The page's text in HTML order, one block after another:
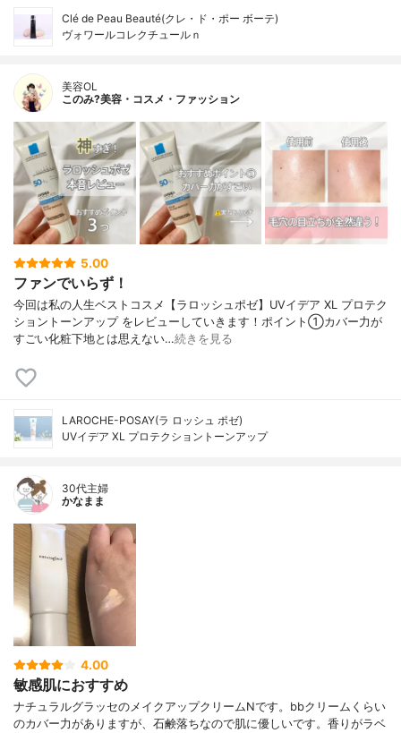
Clé de Peau Beauté(クレ・ド・ポー ボーテ)
ヴォワールコレクチュールｎ
美容OL
このみ?美容・コスメ・ファッション
5.00
ファンでいらず！
今回は私の人生ベストコスメ【ラロッシュポゼ】UVイデア XL プロテク
ショントーンアップ をレビューしていきます！ポイント①カバー力が
すごい化粧下地とは思えない…続きを見る
LAROCHE-POSAY(ラ ロッシュ ポゼ)
UVイデア XL プロテクショントーンアップ
30代主婦
かなまま
4.00
敏感肌におすすめ
ナチュラルグラッセのメイクアップクリームNです。bbクリームくらい
のカバー力がありますが、石鹸落ちなので肌に優しいです。香りがラベ